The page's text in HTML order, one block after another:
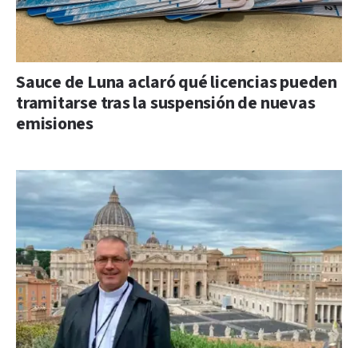
Sauce de Luna aclaró qué licencias pueden
tramitarse tras la suspensión de nuevas
emisiones